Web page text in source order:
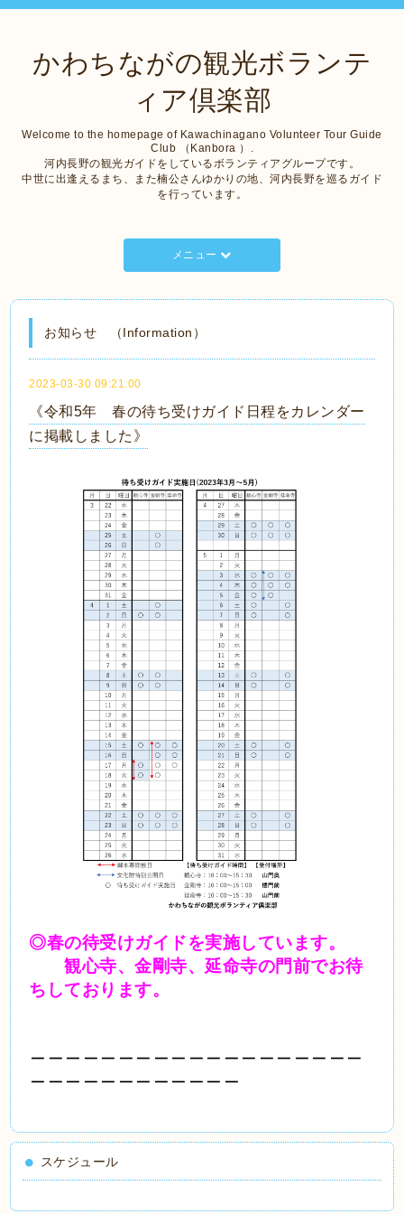
かわちながの観光ボランテ
ィア倶楽部
Welcome to the homepage of Kawachinagano Volunteer Tour Guide
Club （Kanbora ）.
河内長野の観光ガイドをしているボランティアグループです。
中世に出逢えるまち、また楠公さんゆかりの地、河内長野を巡るガイド
を行っています。
メニュー
お知らせ （Information）
2023-03-30 09:21:00
《令和5年 春の待ち受けガイド日程をカレンダー
に掲載しました》
◎春の待受けガイドを実施しています。
観心寺、金剛寺、延命寺の門前でお待
ちしております。
スケジュール